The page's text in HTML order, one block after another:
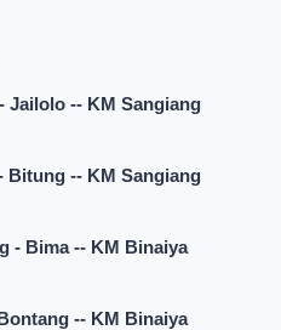
Jailolo -- KM Sangiang
Bitung -- KM Sangiang
- Bima -- KM Binaiya
-- KM Binaiya